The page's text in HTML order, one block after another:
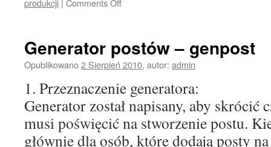
produkcji | Comments Off
Generator postów – genpost
Opublikowano2 Sierpień 2010, autor: admin
1. Przeznaczenie generatora:
Generator został napisany, aby
musi poświęcić na stworzenie postu.
głównie dla osób, które dodają posty